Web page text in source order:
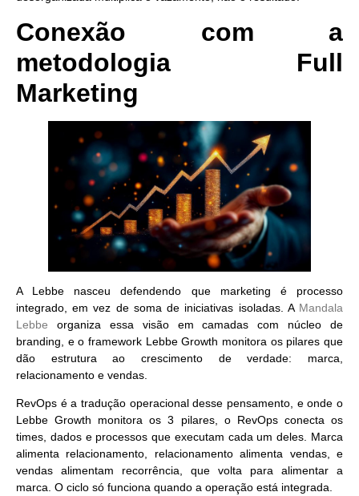
Conexão com a
metodologia Full
Marketing
A Lebbe nasceu defendendo que marketing é processo
integrado, em vez de soma de iniciativas isoladas. A Mandala
Lebbe organiza essa visão em camadas com núcleo de
branding, e o framework Lebbe Growth monitora os pilares que
dão estrutura ao crescimento de verdade: marca,
relacionamento e vendas.
RevOps é a tradução operacional desse pensamento, e onde o
Lebbe Growth monitora os 3 pilares, o RevOps conecta os
times, dados e processos que executam cada um deles. Marca
alimenta relacionamento, relacionamento alimenta vendas, e
vendas alimentam recorrência, que volta para alimentar a
marca. O ciclo só funciona quando a operação está integrada.